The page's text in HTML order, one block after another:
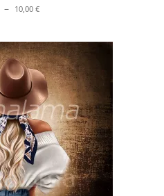
– 10,00€Plage
prix :
5,00 €
à
10,00 €